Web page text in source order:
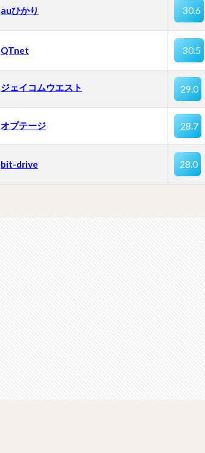
auひかり 30.6
QTnet 30.5
ジェイコムウエスト 29.0
オプテージ 28.7
bit-drive 28.0